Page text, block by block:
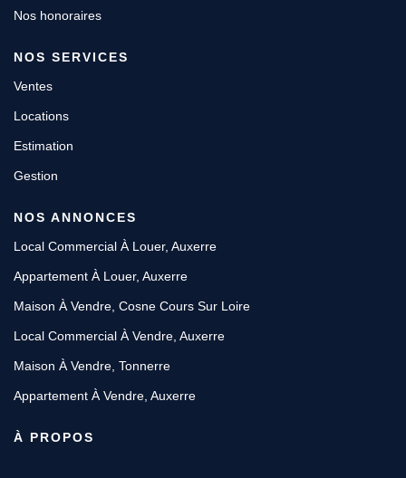
Nos honoraires
NOS SERVICES
Ventes
Locations
Estimation
Gestion
NOS ANNONCES
Local Commercial À Louer, Auxerre
Appartement À Louer, Auxerre
Maison À Vendre, Cosne Cours Sur Loire
Local Commercial À Vendre, Auxerre
Maison À Vendre, Tonnerre
Appartement À Vendre, Auxerre
À PROPOS